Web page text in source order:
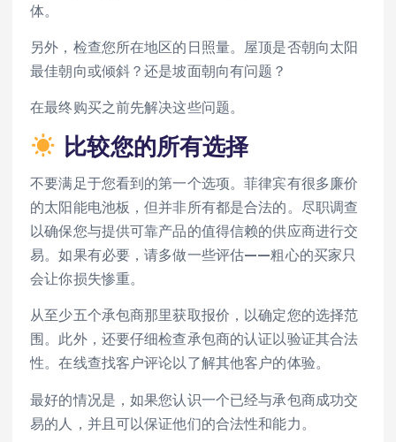
体。
另外，检查您所在地区的日照量。屋顶是否朝向太阳
最佳朝向或倾斜？还是坡面朝向有问题？
在最终购买之前先解决这些问题。
比较您的所有选择
不要满足于您看到的第一个选项。菲律宾有很多廉价
的太阳能电池板，但并非所有都是合法的。尽职调查
以确保您与提供可靠产品的值得信赖的供应商进行交
易。如果有必要，请多做一些评估——粗心的买家只
会让你损失惨重。
从至少五个承包商那里获取报价，以确定您的选择范
围。此外，还要仔细检查承包商的认证以验证其合法
性。在线查找客户评论以了解其他客户的体验。
最好的情况是，如果您认识一个已经与承包商成功交
易的人，并且可以保证他们的合法性和能力。